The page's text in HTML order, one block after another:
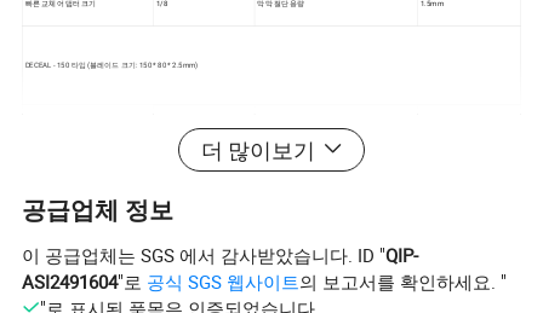
빠른 교체 어댑터 크기 1/8 막막 절단 용량 1.5mm
DECEAL - 150 타입 (블레이드 크기: 150 * 80 * 2.5mm)
최소 슬팅 폭
최대 속도 절단
DECEAL - 180/200 종류
더 많이보기
공급업체 정보
이 공급업체는 SGS 에서 감사받았습니다. ID "QIP-
ASI2491604"로 공식 SGS 웹사이트의 보고서를 확인하세요. "